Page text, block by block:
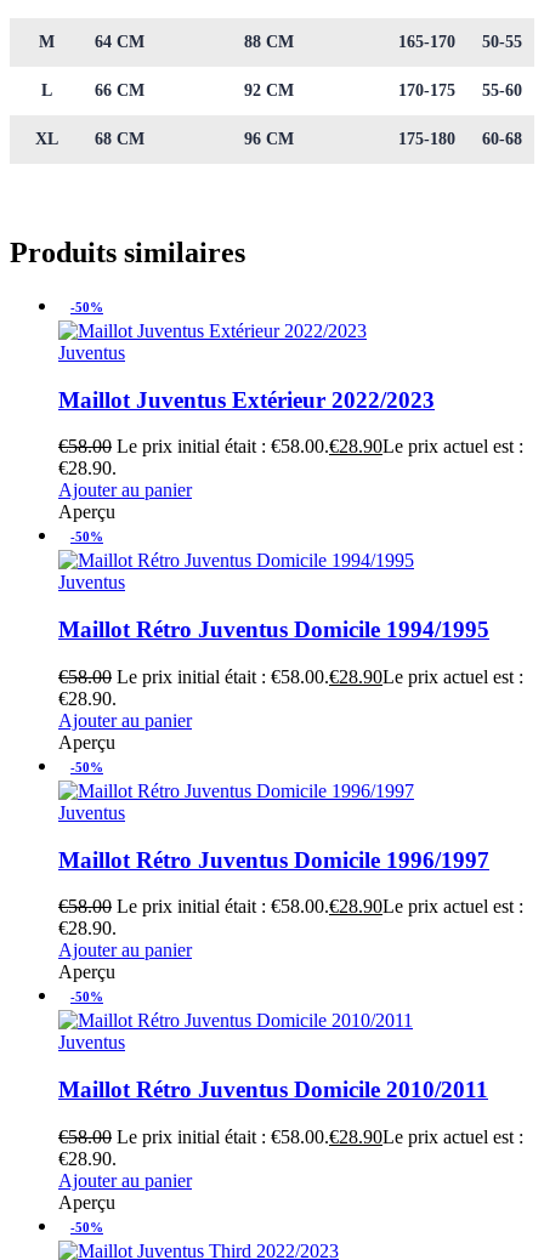
M 64 CM 88 CM 165-170 50-55
L 66 CM 92 CM 170-175 55-60
XL 68 CM 96 CM 175-180 60-68
Produits similaires
-50%
Juventus
Maillot Juventus Extérieur 2022/2023
€58.00 Le prix initial était : €58.00.€28.90Le prix actuel est :
€28.90.
Ajouter au panier
Aperçu
-50%
Juventus
Maillot Rétro Juventus Domicile 1994/1995
€58.00 Le prix initial était : €58.00.€28.90Le prix actuel est :
€28.90.
Ajouter au panier
Aperçu
-50%
Juventus
Maillot Rétro Juventus Domicile 1996/1997
€58.00 Le prix initial était : €58.00.€28.90Le prix actuel est :
€28.90.
Ajouter au panier
Aperçu
-50%
Juventus
Maillot Rétro Juventus Domicile 2010/2011
€58.00 Le prix initial était : €58.00.€28.90Le prix actuel est :
€28.90.
Ajouter au panier
Aperçu
-50%